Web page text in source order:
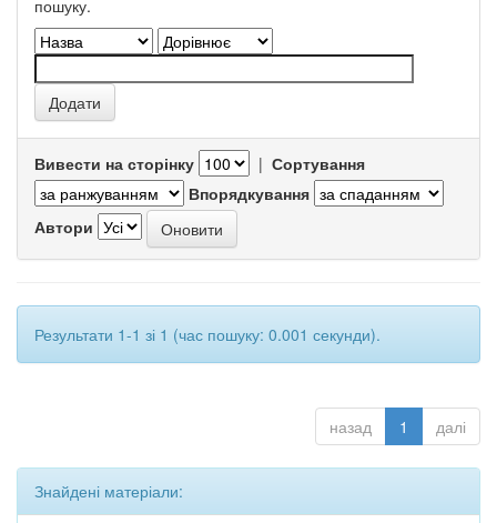
пошуку.
Вивести на сторінку | Сортування
Впорядкування
Автори
Результати 1-1 зі 1 (час пошуку: 0.001 секунди).
назад 1 далі
Знайдені матеріали: